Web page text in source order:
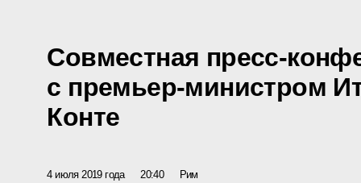
Совместная пресс-
с премьер-министром
Конте
4 июля 2019 года 20:40 Рим